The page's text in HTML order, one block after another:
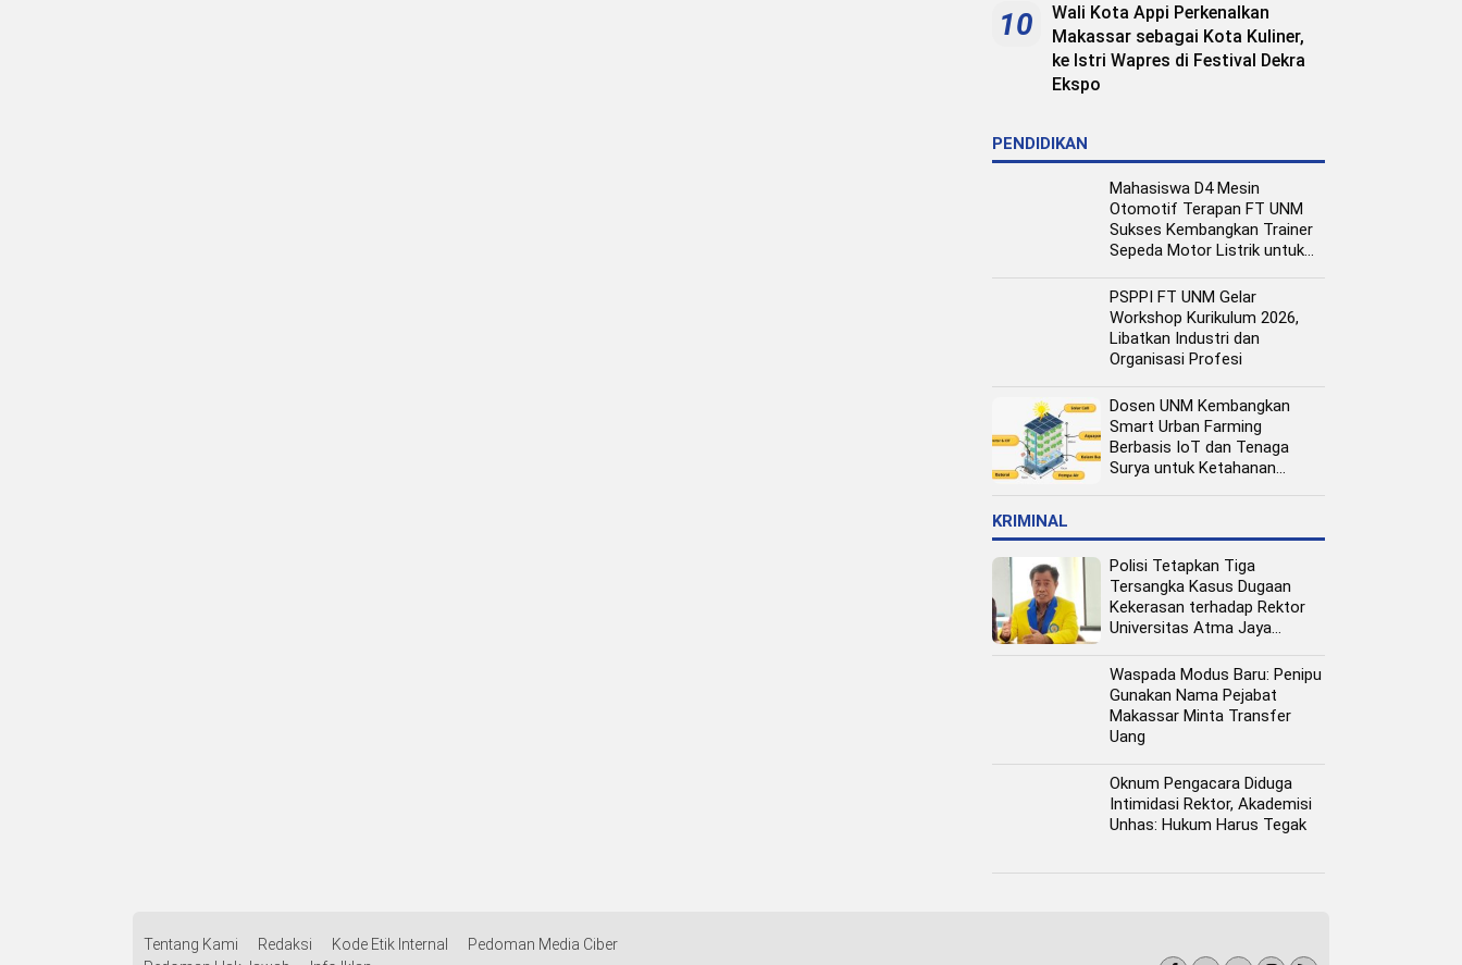
10
Wali Kota Appi Perkenalkan
Makassar sebagai Kota Kuliner,
ke Istri Wapres di Festival Dekra
Ekspo
PENDIDIKAN
Mahasiswa D4 Mesin
Otomotif Terapan FT UNM
Sukses Kembangkan Trainer
Sepeda Motor Listrik untuk
PSPPI FT UNM Gelar
Workshop Kurikulum 2026,
Libatkan Industri dan
Organisasi Profesi
Dosen UNM Kembangkan
Smart Urban Farming
Berbasis IoT dan Tenaga
Surya untuk Ketahanan
KRIMINAL
Polisi Tetapkan Tiga
Tersangka Kasus Dugaan
Kekerasan terhadap Rektor
Universitas Atma Jaya
Waspada Modus Baru: Penipu
Gunakan Nama Pejabat
Makassar Minta Transfer
Uang
Oknum Pengacara Diduga
Intimidasi Rektor, Akademisi
Unhas: Hukum Harus Tegak
Tentang Kami Redaksi Kode Etik Internal
Pedoman Media Ciber